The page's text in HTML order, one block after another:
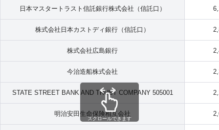
日本マスタートラスト信託銀行株式会社（信託口）
株式会社日本カストディ銀行（信託口）
株式会社広島銀行
今治造船株式会社
STATE STREET BANK AND TRUST COMPANY 505001
明治安田生命保険相互会社
スクロールできます